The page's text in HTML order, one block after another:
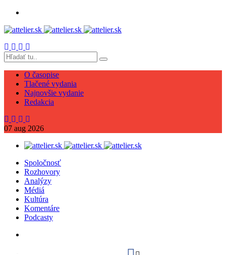
O časopise
Tlačené vydania
Najnovšie vydanie
Redakcia
07 aug 2026
Spoločnosť
Rozhovory
Analýzy
Médiá
Kultúra
Komentáre
Podcasty